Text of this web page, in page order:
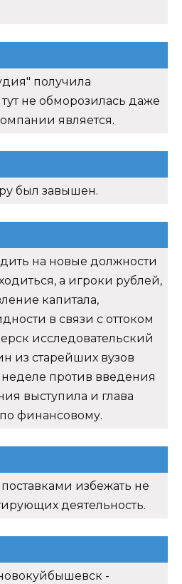
получила
не обморозилась даже
является.
был завышен.
на новые должности
а игроки рублей,
капитала,
в связи с оттоком
исследовательский
из старейших вузов
против введения
выступила и глава
финансовому.
избежать не
деятельность.
-